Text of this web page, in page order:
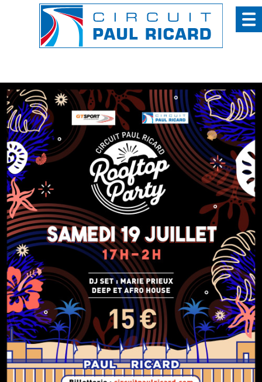
Panneau de gestion des cookies